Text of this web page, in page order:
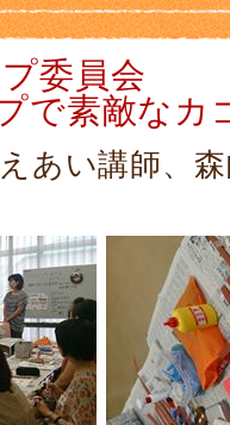
委員会
で素敵なカ
あい講師、